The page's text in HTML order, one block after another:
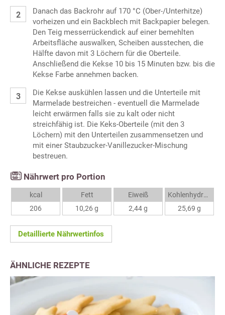
Danach das Backrohr auf 170 °C (Ober-/Unterhitze)
vorheizen und ein Backblech mit Backpapier belegen.
Den Teig messerrückendick auf einer bemehlten
Arbeitsfläche auswalken, Scheiben ausstechen, die
Hälfte davon mit 3 Löchern für die Oberteile.
Anschließend die Kekse 10 bis 15 Minuten bzw. bis die
Kekse Farbe annehmen backen.
Die Kekse auskühlen lassen und die Unterteile mit
Marmelade bestreichen - eventuell die Marmelade
leicht erwärmen falls sie zu kalt oder nicht
streichfähig ist. Die Keks-Oberteile (mit den 3
Löchern) mit den Unterteilen zusammensetzen und
mit einer Staubzucker-Vanillezucker-Mischung
bestreuen.
Nährwert pro Portion
kcal
206
Fett
10,26 g
Eiweiß
2,44 g
Kohlenhydrate
25,69 g
Detaillierte Nährwertinfos
ÄHNLICHE REZEPTE